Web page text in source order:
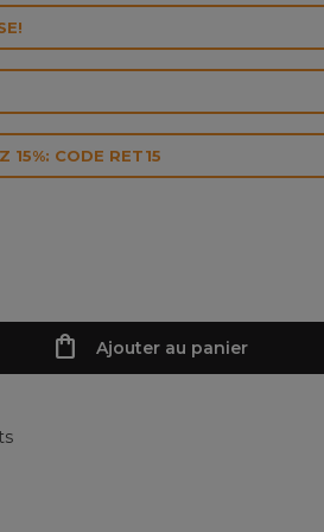
15%: CODE RET15
Ajouter au panier